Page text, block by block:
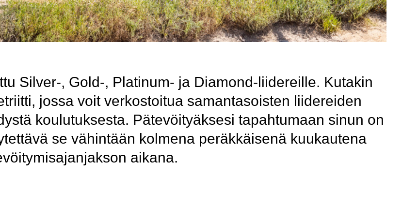
Silver-, Gold-, Platinum- ja Diamond-liidereille. Kutakin
jossa voit verkostoitua samantasoisten liidereiden
koulutuksesta. Pätevöityäksesi tapahtumaan sinun on
se vähintään kolmena peräkkäisenä kuukautena
aikana.